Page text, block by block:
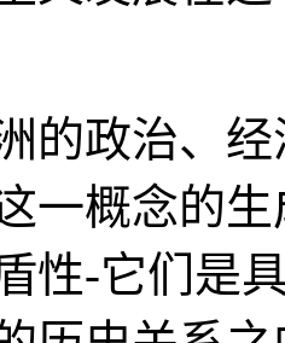
的政治、
一概念的
性-它们是